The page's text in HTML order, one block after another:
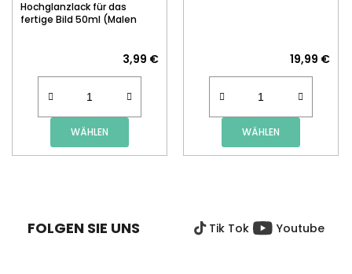
Hochglanzlack für das
fertige Bild 50ml (Malen
3,99 €
WÄHLEN
19,99 €
WÄHLEN
FOLGEN SIE UNS Tik Tok Youtube